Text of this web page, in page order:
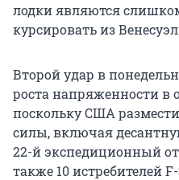
лодки являются
курсировать из
Второй удар в
роста напряженности в
поскольку США
силы, включая
22-й экспедиционный
также 10 истребителей